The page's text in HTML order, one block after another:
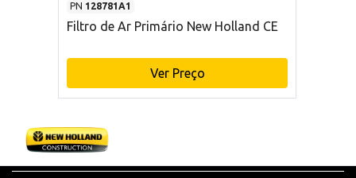
PN 128781A1
Filtro de Ar Primário New Holland CE
Ver Preço